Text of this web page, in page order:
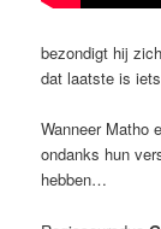
bezondigt hij
dat laatste is
Wanneer Matho
ondanks hun
hebben…